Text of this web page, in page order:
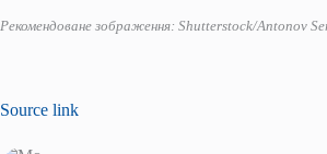
Рекомендоване зображення: Shutterstock/Antonov
Source link